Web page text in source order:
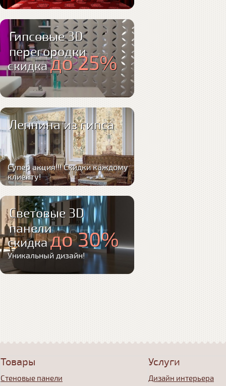
Гипсовые 3D
перегородки
скидкадо 25%
Лепнина из гипса
Супер акция!!! Скидки каждому
клиенту!
Световые 3D
панели
скидкадо 30%
Уникальный дизайн!
Товары
Стеновые панели
Услуги
Дизайн интерьера